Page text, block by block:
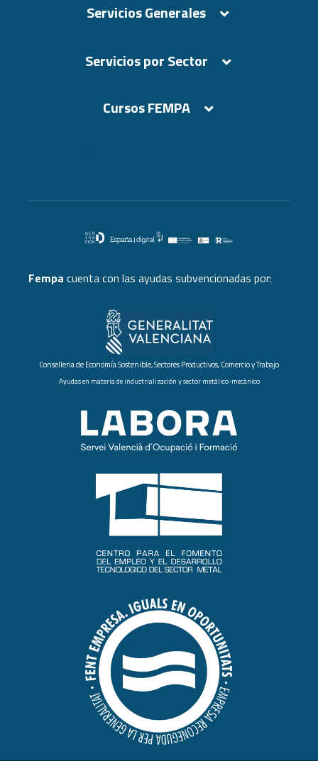
Servicios Generales
Servicios por Sector
Cursos FEMPA
Fempa cuenta con las ayudas subvencionadas por:
Conselleria de Economía Sostenible, Sectores Productivos, Comercio y Trabajo
Ayudas en materia de industrialización y sector metálico-mecánico